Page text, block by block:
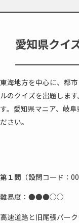
愛知県クイ
東海地方を中心に、都
ルのクイズを出題しま
す。愛知県マニア、岐
ださい。
第１問 （設問コード：
難易度：●●●○○
高速道路と旧尾張パー